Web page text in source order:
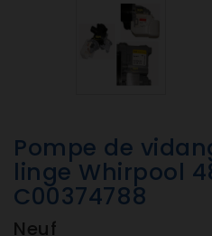
Pompe de
linge Whirpool
C00374788
Neuf